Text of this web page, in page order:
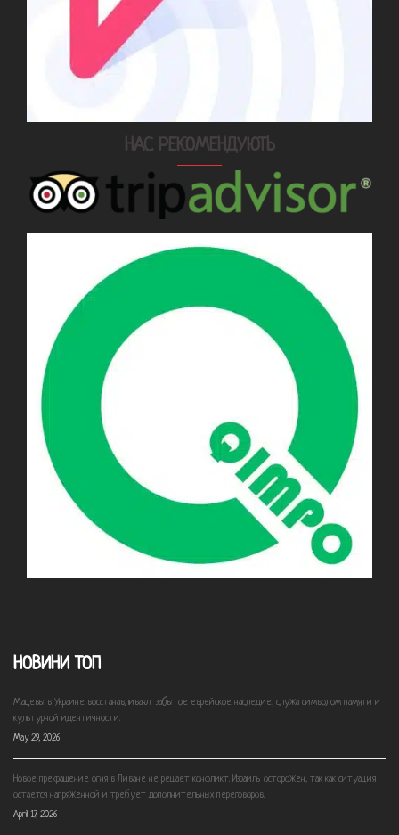
НАС РЕКОМЕНДУЮТЬ
НОВИНИ ТОП
Мацевы в Украине восстанавливают забытое еврейское наследие, служа символом памяти и
культурной идентичности.
May 29, 2026
Новое прекращение огня в Ливане не решает конфликт. Израиль осторожен, так как ситуация
остается напряженной и требует дополнительных переговоров.
April 17, 2026